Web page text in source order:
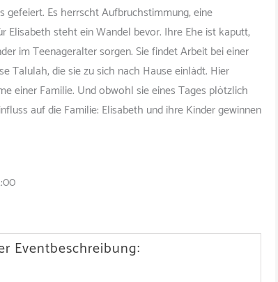
gefeiert. Es herrscht Aufbruchstimmung, eine
steht ein Wandel bevor. Ihre Ehe ist kaputt,
im Teenageralter sorgen. Sie findet Arbeit bei einer
Talulah, die sie zu sich nach Hause einlädt. Hier
einer Familie. Und obwohl sie eines Tages plötzlich
auf die Familie: Elisabeth und ihre Kinder gewinnen
Eventbeschreibung: